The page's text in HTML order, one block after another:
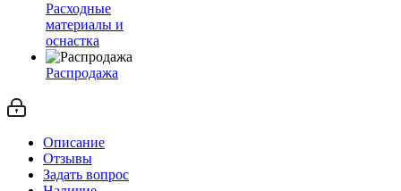
Расходные
материалы и
оснастка
Распродажа
Описание
Отзывы
Задать вопрос